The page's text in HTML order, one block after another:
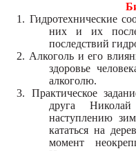
1. Гидротехнические
них и их
последствий
2. Алкоголь и его
здоровье
алкоголю.
3. Практическое
друга
наступлению
кататься на
момент